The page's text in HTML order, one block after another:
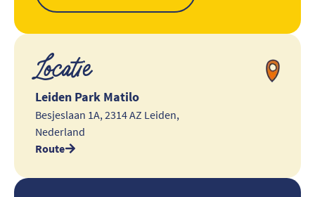
Locatie
Leiden Park Matilo
Besjeslaan 1A, 2314 AZ Leiden,
Nederland
Route